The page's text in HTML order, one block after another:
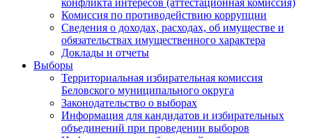
конфликта интересов (аттестационная комиссия)
Комиссия по противодействию коррупции
Сведения о доходах, расходах, об имуществе и
обязательствах имущественного характера
Доклады и отчеты
Выборы
Территориальная избирательная комиссия
Беловского муниципального округа
Законодательство о выборах
Информация для кандидатов и избирательных
объединений при проведении выборов